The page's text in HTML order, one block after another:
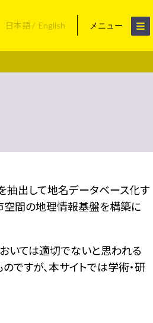
日本語 English メニュー
抽出して地名データベース化す
空間の地理情報基盤を構築に
いては適切でないと思われる
ですが、本サイトでは学術・研